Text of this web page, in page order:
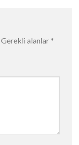
Gerekli alanlar *